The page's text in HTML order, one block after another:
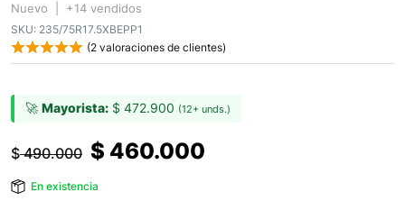
Nuevo | +14 vendidos
SKU: 235/75R17.5XBEPP1
(2 valoraciones de clientes)
🚀 Mayorista: $ 472.900 (12+ unds.)
$490.000 $ 460.000
En existencia